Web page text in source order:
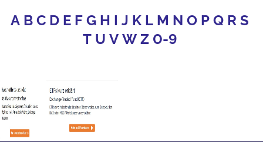
A B C D E F G H I J K L M N O P Q R S
T U V W Z 0-9